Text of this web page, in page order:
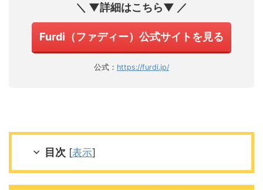
＼ ▼詳細はこちら▼ ／
Furdi（ファディー）公式サイトを見る
公式： https://furdi.jp/
目次 [表示]